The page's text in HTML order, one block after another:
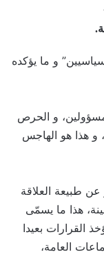
و ما يؤكده
و الحرص
و هذا هو الهاجس
طبيعة العلاقة
هذا ما يسمّى
القرارات بعيدا
العامة،